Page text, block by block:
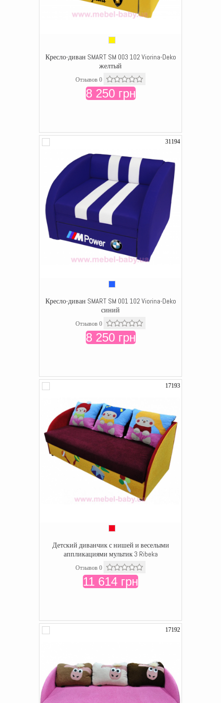
Кресло-диван SMART SM 003 102 Viorina-Deko
желтый
Отзывов 0
8 250 грн
31194
Кресло-диван SMART SM 001 102 Viorina-Deko
синий
Отзывов 0
8 250 грн
17193
Детский диванчик с нишей и веселыми
аппликациями мультик 3 Ribeka
Отзывов 0
11 614 грн
17192